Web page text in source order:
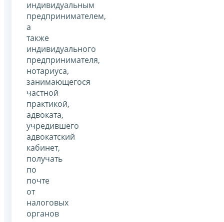
индивидуальным
предпринимателем,
а
также
индивидуального
предпринимателя,
нотариуса,
занимающегося
частной
практикой,
адвоката,
учредившего
адвокатский
кабинет,
получать
по
почте
от
налоговых
органов